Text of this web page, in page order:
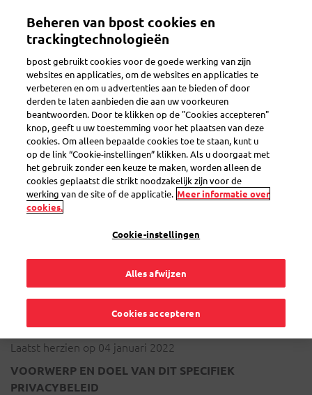
inhoud
Toggle navigation
Bescherming van
uw gegevens op
eShop
Laatst herzien op 04 januari 2022
VOORWERP EN DOEL VAN DIT SPECIFIEK
PRIVACYBELEID
Beheren van bpost cookies en
trackingtechnologieën
bpost gebruikt cookies voor de goede werking van zijn
websites en applicaties, om de websites en applicaties te
verbeteren en om u advertenties aan te bieden of door
derden te laten aanbieden die aan uw voorkeuren
beantwoorden. Door te klikken op de "Cookies accepteren"
knop, geeft u uw toestemming voor het plaatsen van deze
cookies. Om alleen bepaalde cookies toe te staan, kunt u
op de link “Cookie-instellingen” klikken. Als u doorgaat met
het gebruik zonder een keuze te maken, worden alleen de
cookies geplaatst die strikt noodzakelijk zijn voor de
werking van de site of de applicatie. Meer informatie over
cookies.
Cookie-instellingen
Alles afwijzen
Cookies accepteren